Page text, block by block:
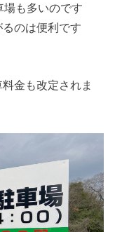
も多いのです
のは便利です
金も改定されま